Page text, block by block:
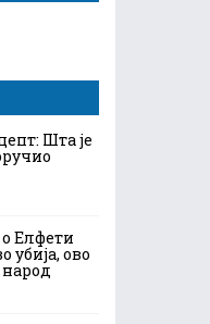
Шта је
Елфети
убија, ово